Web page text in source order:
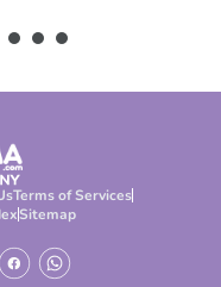
Terms of Services
Sitemap